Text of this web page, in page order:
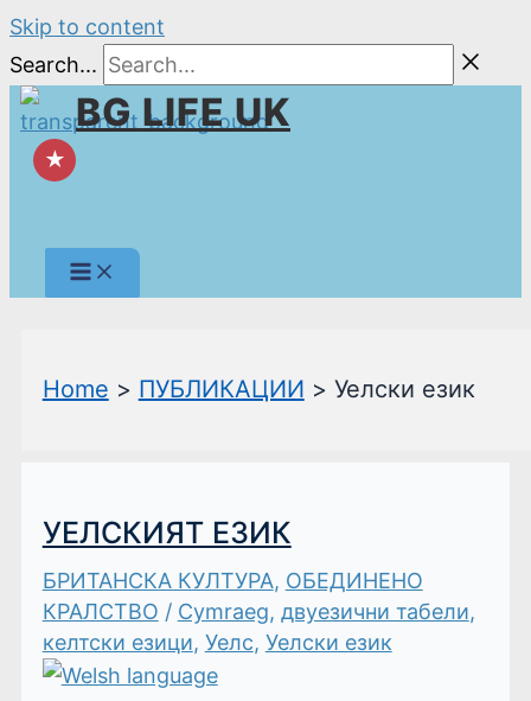
Skip to content
Search...
BG LIFE UK
★
Home ПУБЛИКАЦИИ Уелски език
УЕЛСКИЯТ ЕЗИК
БРИТАНСКА КУЛТУРА, ОБЕДИНЕНО
КРАЛСТВО / Cymraeg, двуезични табели,
келтски езици, Уелс, Уелски език